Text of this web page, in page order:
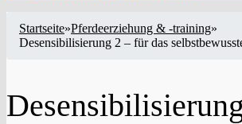
Startseite»Pferdeerziehung & -training»
Desensibilisierung 2 – für das